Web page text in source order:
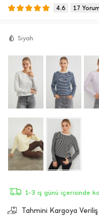
4.6 17
Siyah
1-3 iş günü içerisinde
Tahmini Kargoya